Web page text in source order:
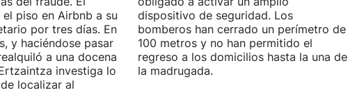
piso en Airbnb a su
por tres días. En
y haciéndose pasar
a una docena
investiga lo
localizar al
dispositivo de seguridad. Los
bomberos han cerrado un perímetro de
100 metros y no han permitido el
regreso a los domicilios hasta la una de
la madrugada.